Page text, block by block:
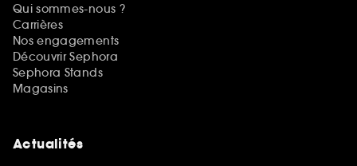
Qui sommes-nous ?
Carrières
Nos engagements
Découvrir Sephora
Sephora Stands
Magasins
Actualités